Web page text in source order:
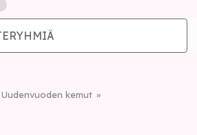
Uudenvuoden kemut